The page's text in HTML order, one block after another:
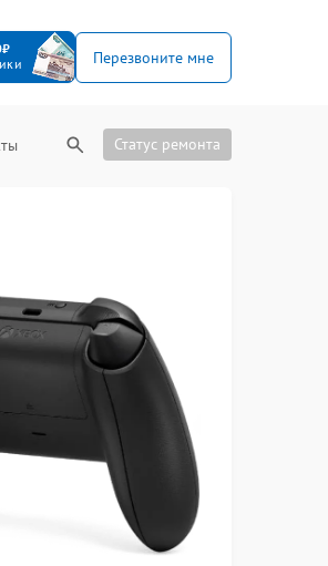
Перезвоните мне
Статус ремонта